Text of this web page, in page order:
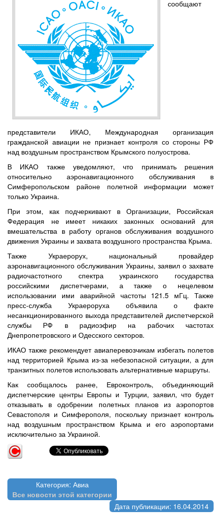
сообщают
представители ИКАО, Международная организация
гражданской авиации не признает контроля со стороны РФ
над воздушным пространством Крымского полуострова.
В ИКАО также уведомляют, что принимать решения
относительно аэронавигационного обслуживания в
Симферопольском районе полетной информации может
только Украина.
При этом, как подчеркивают в Организации, Российская
Федерация не имеет никаких законных оснований для
вмешательства в работу органов обслуживания воздушного
движения Украины и захвата воздушного пространства Крыма.
Также Украерорух, национальный провайдер
аэронавигационного обслуживания Украины, заявил о захвате
радиочастотного спектра украинского государства
российскими диспетчерами, а также о нецелевом
использовании ими аварийной частоты 121.5 мГц. Также
пресс-служба Украероруха объявила о факте
несанкционированного выхода представителей диспетчерской
службы РФ в радиоэфир на рабочих частотах
Днепропетровского и Одесского секторов.
ИКАО также рекомендует авиаперевозчикам избегать полетов
над территорией Крыма из-за небезопасной ситуации, а для
транзитных полетов использовать альтернативные маршруты.
Как сообщалось ранее, Евроконтроль, объединяющий
диспетчерские центры Европы и Турции, заявил, что будет
отказывать в одобрении полетных планов из аэропортов
Севастополя и Симферополя, поскольку признает контроль
над воздушным пространством Крыма и его аэропортами
исключительно за Украиной.
Категория: Авиа
Все новости этой категории
Дата публикации: 16.04.2014